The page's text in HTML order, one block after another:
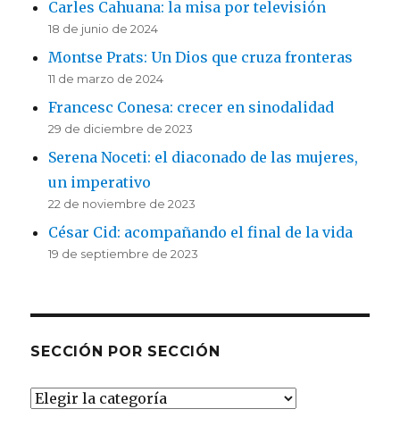
Carles Cahuana: la misa por televisión
18 de junio de 2024
Montse Prats: Un Dios que cruza fronteras
11 de marzo de 2024
Francesc Conesa: crecer en sinodalidad
29 de diciembre de 2023
Serena Noceti: el diaconado de las mujeres,
un imperativo
22 de noviembre de 2023
César Cid: acompañando el final de la vida
19 de septiembre de 2023
SECCIÓN POR SECCIÓN
Sección